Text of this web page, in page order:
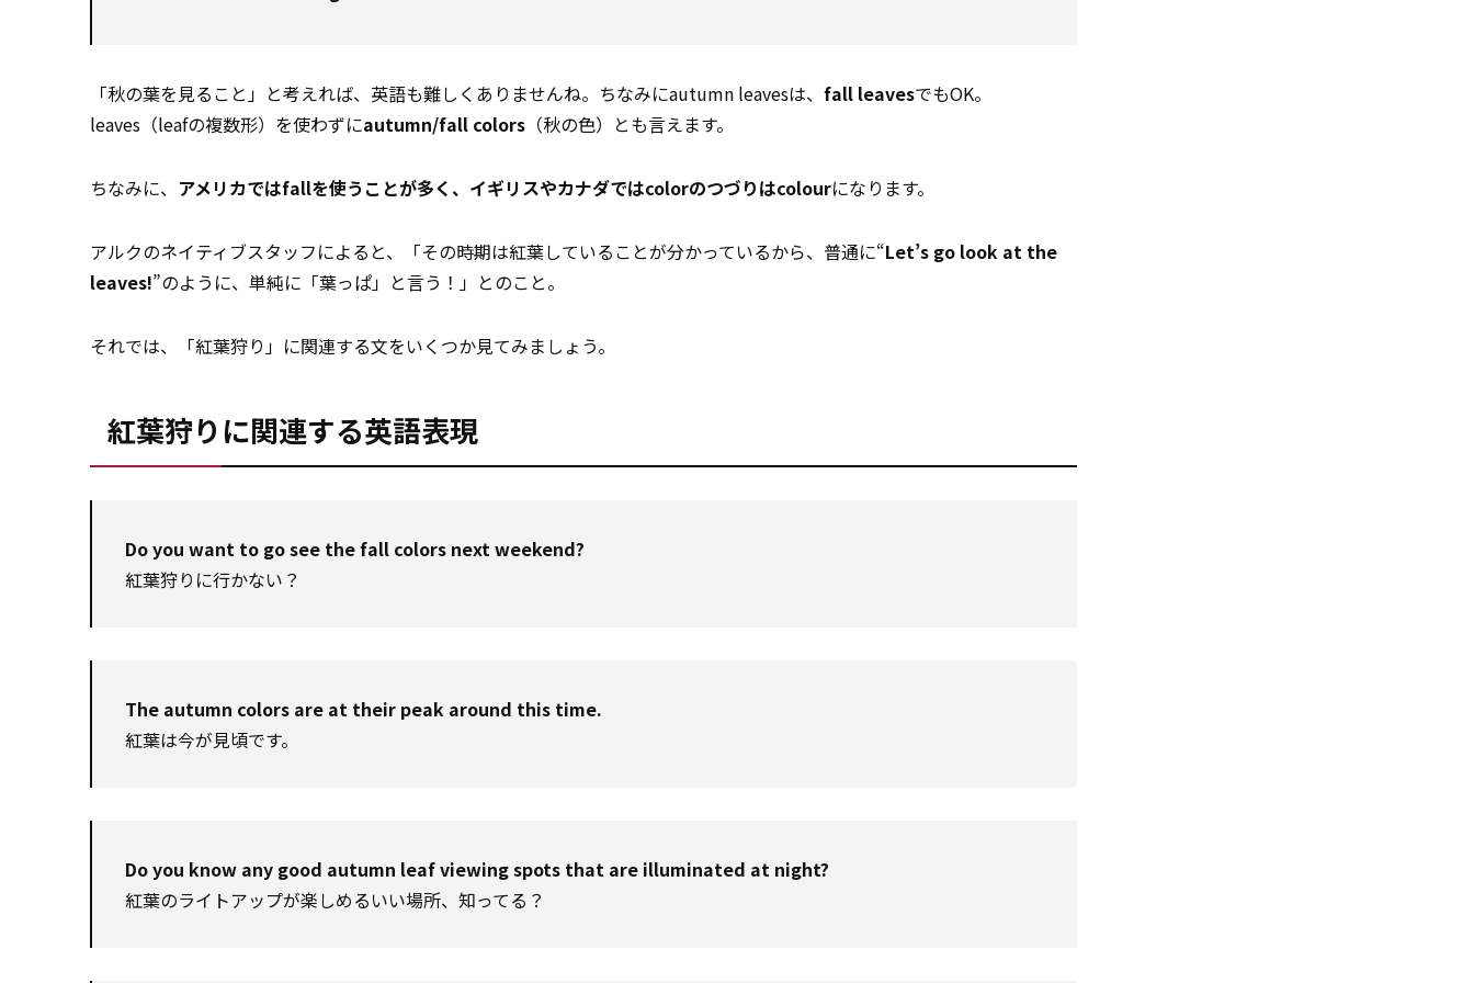
「秋の葉を見ること」と考えれば、英語も難しくありませんね。ちなみにautumn leavesは、 fall leavesでもOK。
leaves（leafの複数形）を使わずにautumn/fall colors （秋の色）とも言えます。
ちなみに、 アメリカではfallを使うことが多く、イギリスやカナダではcolorのつづりはcolourになります。
アルクのネイティブスタッフによると、「その時期は紅葉していることが分かっているから、普通に“Let’s go look at the
leaves!”のように、単純に「葉っぱ」と言う！」とのこと。
それでは、「紅葉狩り」に関連する文をいくつか見てみましょう。
紅葉狩りに関連する英語表現
Do you want to go see the fall colors next weekend?
紅葉狩りに行かない？
The autumn colors are at their peak around this time.
紅葉は今が見頃です。
Do you know any good autumn leaf viewing spots that are illuminated at night?
紅葉のライトアップが楽しめるいい場所、知ってる？